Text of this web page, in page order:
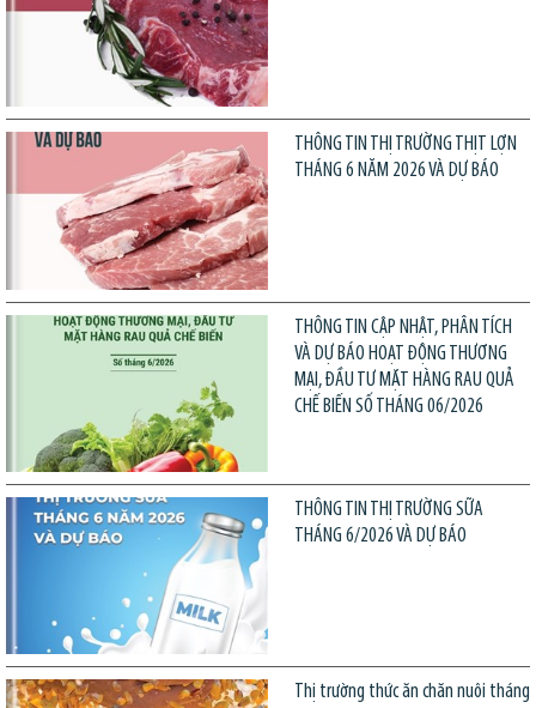
THÔNG TIN THỊ TRƯỜNG THỊT LỢN
THÁNG 6 NĂM 2026 VÀ DỰ BÁO
THÔNG TIN CẬP NHẬT, PHÂN TÍCH
VÀ DỰ BÁO HOẠT ĐỘNG THƯƠNG
MẠI, ĐẦU TƯ MẶT HÀNG RAU QUẢ
CHẾ BIẾN SỐ THÁNG 06/2026
THÔNG TIN THỊ TRƯỜNG SỮA
THÁNG 6/2026 VÀ DỰ BÁO
Thị trường thức ăn chăn nuôi tháng